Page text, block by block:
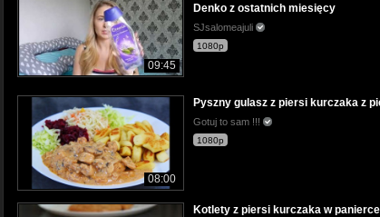
09:45
Denko z ostatnich miesięcy
SJsalomeajuli
1080p
08:00
Pyszny gulasz z piersi kurczaka z
Gotuj to sam !!!
1080p
Kotlety z piersi kurczaka w